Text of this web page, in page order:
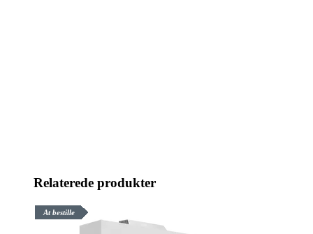
Relaterede produkter
At bestille